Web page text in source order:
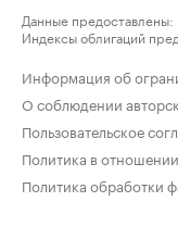
Данные предоставлены:
Индексы облигаций
Информация об
О соблюдении
Пользовательское
Политика в
Политика обработки